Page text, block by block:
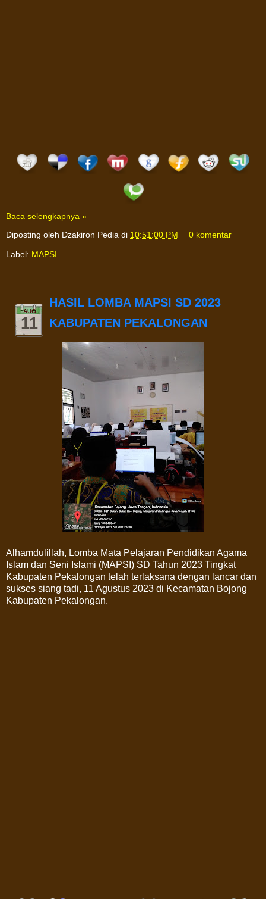
Baca selengkapnya »
Diposting oleh Dzakiron Pedia di 10:51:00 PM 0 komentar
Label: MAPSI
AUG
11
HASIL LOMBA MAPSI SD 2023
KABUPATEN PEKALONGAN
Alhamdulillah, Lomba Mata Pelajaran Pendidikan Agama
Islam dan Seni Islami (MAPSI) SD Tahun 2023 Tingkat
Kabupaten Pekalongan telah terlaksana dengan lancar dan
sukses siang tadi, 11 Agustus 2023 di Kecamatan Bojong
Kabupaten Pekalongan.